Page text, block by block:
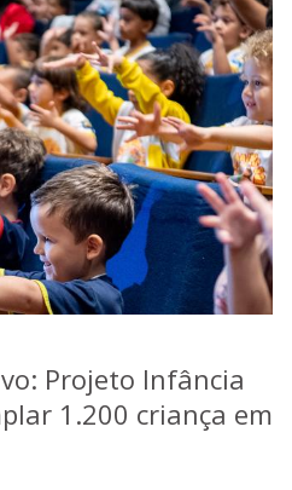
Projeto Infância
1.200 criança em